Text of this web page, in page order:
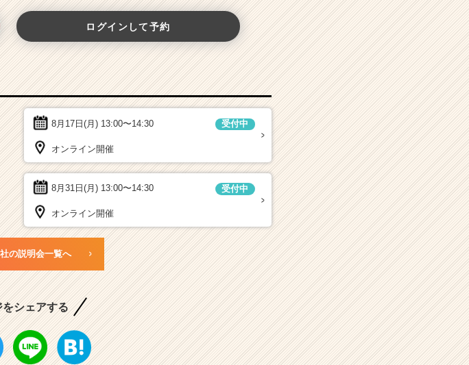
ログインして予約
8月17日(月) 13:00〜14:30 受付中
オンライン開催
8月31日(月) 13:00〜14:30 受付中
オンライン開催
の説明会一覧へ
シェアする